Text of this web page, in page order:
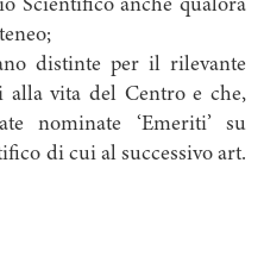
Scientifico anche qualora
distinte per il rilevante
vita del Centro e che,
nominate ‘Emeriti’ su
di cui al successivo art.